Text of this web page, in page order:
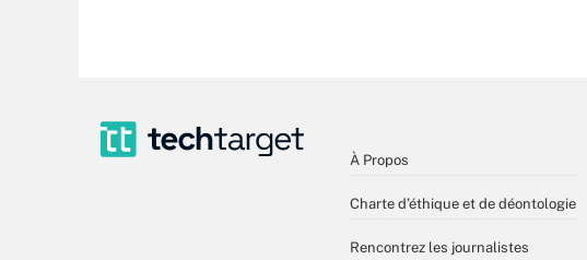
À Propos
Charte d’éthique et de déontologie
Rencontrez les journalistes